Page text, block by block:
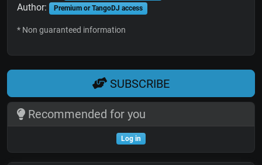
Author: Premium or TangoDJ access
* Non guaranteed information
SUBSCRIBE
Recommended for you
Log in